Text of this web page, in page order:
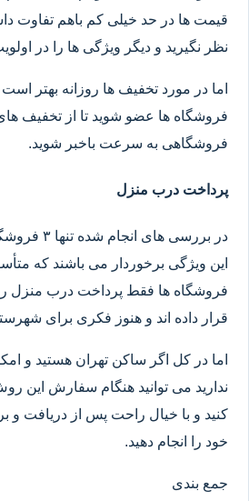
قیمت ها در حد خیلی کم باهم تفاوت
نظر نگیرید و دیگر ویژگی ها را در
اما در مورد تخفیف ها روزانه بهتر
فروشگاه ها عضو شوید تا از تخفیف
فروشگاهی به سرعت باخبر شوید.
پرداخت درب منزل
در بررسی های
این ویژگی برخوردار می باشند که
فروشگاه ها فقط پرداخت درب منزل را
قرار داده اند و هنوز فکری برای
اما در کل اگر ساکن تهران هستید و
ندارید می توانید هنگام سفارش این
کنید و با خیال راحت پس از دریافت و
خود را انجام دهید.
جمع بندی